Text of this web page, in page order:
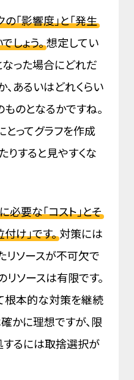
の「影響度」と「発生
しょう。想定してい
った場合にどれだ
あるいはどれくらい
のとなるかですね。
ってグラフを作成
りすると見やすくな
必要な「コスト」とそ
け」です。対策には
ソースが不可欠で
リソースは有限です。
根本的な対策を継続
かに理想ですが、限
するには取捨選択が